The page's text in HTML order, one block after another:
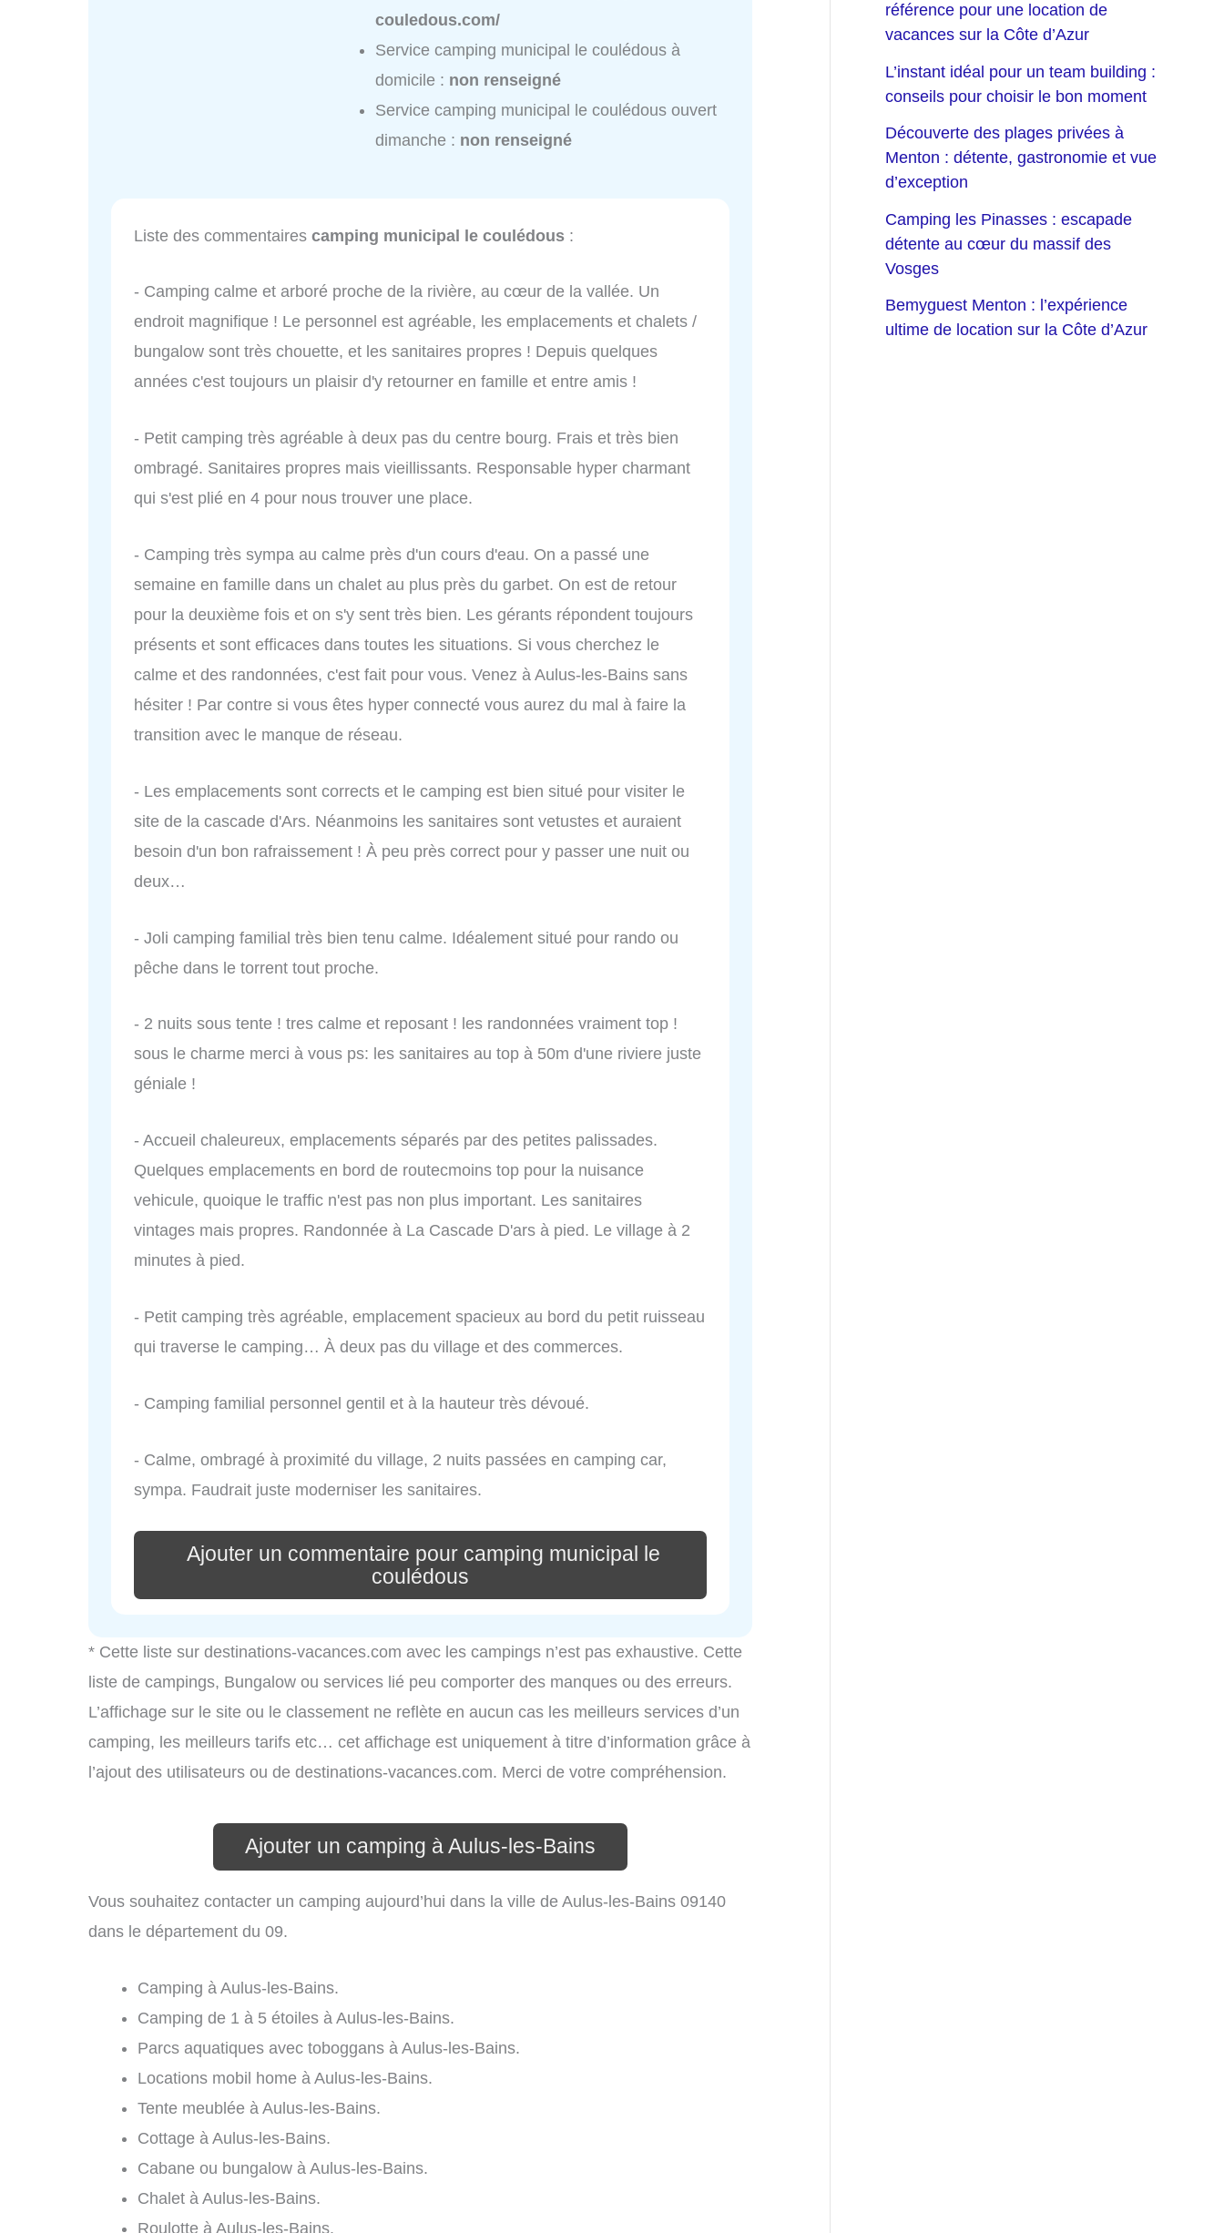
couledous.com/
Service camping municipal le coulédous à
domicile : non renseigné
Service camping municipal le coulédous ouvert
dimanche : non renseigné
Liste des commentaires camping municipal le coulédous :
- Camping calme et arboré proche de la rivière, au cœur de la vallée. Un
endroit magnifique ! Le personnel est agréable, les emplacements et chalets /
bungalow sont très chouette, et les sanitaires propres ! Depuis quelques
années c'est toujours un plaisir d'y retourner en famille et entre amis !
- Petit camping très agréable à deux pas du centre bourg. Frais et très bien
ombragé. Sanitaires propres mais vieillissants. Responsable hyper charmant
qui s'est plié en 4 pour nous trouver une place.
- Camping très sympa au calme près d'un cours d'eau. On a passé une
semaine en famille dans un chalet au plus près du garbet. On est de retour
pour la deuxième fois et on s'y sent très bien. Les gérants répondent toujours
présents et sont efficaces dans toutes les situations. Si vous cherchez le
calme et des randonnées, c'est fait pour vous. Venez à Aulus-les-Bains sans
hésiter ! Par contre si vous êtes hyper connecté vous aurez du mal à faire la
transition avec le manque de réseau.
- Les emplacements sont corrects et le camping est bien situé pour visiter le
site de la cascade d'Ars. Néanmoins les sanitaires sont vetustes et auraient
besoin d'un bon rafraissement ! À peu près correct pour y passer une nuit ou
deux…
- Joli camping familial très bien tenu calme. Idéalement situé pour rando ou
pêche dans le torrent tout proche.
- 2 nuits sous tente ! tres calme et reposant ! les randonnées vraiment top !
sous le charme merci à vous ps: les sanitaires au top à 50m d'une riviere juste
géniale !
- Accueil chaleureux, emplacements séparés par des petites palissades.
Quelques emplacements en bord de routecmoins top pour la nuisance
vehicule, quoique le traffic n'est pas non plus important. Les sanitaires
vintages mais propres. Randonnée à La Cascade D'ars à pied. Le village à 2
minutes à pied.
- Petit camping très agréable, emplacement spacieux au bord du petit ruisseau
qui traverse le camping… À deux pas du village et des commerces.
- Camping familial personnel gentil et à la hauteur très dévoué.
- Calme, ombragé à proximité du village, 2 nuits passées en camping car,
sympa. Faudrait juste moderniser les sanitaires.
Ajouter un commentaire pour camping municipal le
coulédous
* Cette liste sur destinations-vacances.com avec les campings n’est pas exhaustive. Cette
liste de campings, Bungalow ou services lié peu comporter des manques ou des erreurs.
L’affichage sur le site ou le classement ne reflète en aucun cas les meilleurs services d’un
camping, les meilleurs tarifs etc… cet affichage est uniquement à titre d’information grâce à
l’ajout des utilisateurs ou de destinations-vacances.com. Merci de votre compréhension.
Ajouter un camping à Aulus-les-Bains
Vous souhaitez contacter un camping aujourd’hui dans la ville de Aulus-les-Bains 09140
dans le département du 09.
Camping à Aulus-les-Bains.
Camping de 1 à 5 étoiles à Aulus-les-Bains.
Parcs aquatiques avec toboggans à Aulus-les-Bains.
Locations mobil home à Aulus-les-Bains.
Tente meublée à Aulus-les-Bains.
Cottage à Aulus-les-Bains.
Cabane ou bungalow à Aulus-les-Bains.
Chalet à Aulus-les-Bains.
Roulotte à Aulus-les-Bains.
référence pour une location de
vacances sur la Côte d’Azur
L’instant idéal pour un team building :
conseils pour choisir le bon moment
Découverte des plages privées à
Menton : détente, gastronomie et vue
d’exception
Camping les Pinasses : escapade
détente au cœur du massif des
Vosges
Bemyguest Menton : l’expérience
ultime de location sur la Côte d’Azur